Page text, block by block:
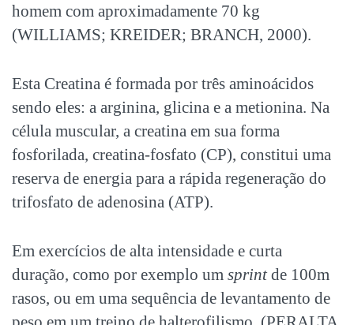
homem com aproximadamente 70 kg
(WILLIAMS; KREIDER; BRANCH, 2000).
Esta Creatina é formada por três aminoácidos
sendo eles: a arginina, glicina e a metionina. Na
célula muscular, a creatina em sua forma
fosforilada, creatina-fosfato (CP), constitui uma
reserva de energia para a rápida regeneração do
trifosfato de adenosina (ATP).
Em exercícios de alta intensidade e curta
duração, como por exemplo um sprintde 100m
rasos, ou em uma sequência de levantamento de